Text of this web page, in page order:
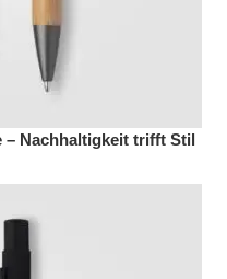
– Nachhaltigkeit trifft Stil